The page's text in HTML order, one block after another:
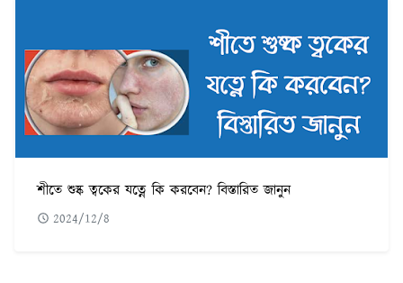
শীতে শুষ্ক ত্বকের যত্নে কি করবেন? বিস্তারিত জানুন
2024/12/8